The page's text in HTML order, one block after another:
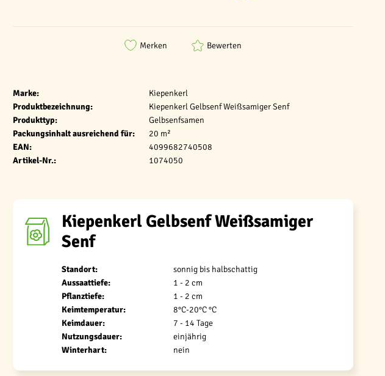
Marke:
Kiepenkerl
Produktbezeichnung:
Kiepenkerl Gelbsenf Weißsamiger Senf
Produkttyp:
Gelbsenfsamen
Packungsinhalt ausreichend für:
20 m²
EAN:
4099682740508
Artikel-Nr.:
1074050
Merken Bewerten
Kiepenkerl Gelbsenf Weißsamiger
Senf
Standort:
sonnig bis halbschattig
Aussaattiefe:
1 - 2 cm
Pflanztiefe:
1 - 2 cm
Keimtemperatur:
8°C-20°C °C
Keimdauer:
7 - 14 Tage
Nutzungsdauer:
einjährig
Winterhart:
nein